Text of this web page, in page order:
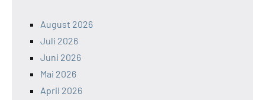
August 2026
Juli 2026
Juni 2026
Mai 2026
April 2026